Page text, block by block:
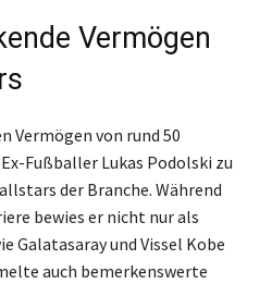
Vermögen
Vermögen von rund 50
Fußballer Lukas Podolski zu
der Branche. Während
bewies er nicht nur als
Galatasaray und Vissel Kobe
auch bemerkenswerte